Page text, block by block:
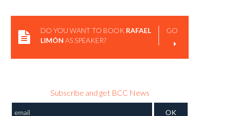
DO YOU WANT TO BOOK RAFAEL
LIMÓN AS SPEAKER?
GO
Subscribe and get BCC News